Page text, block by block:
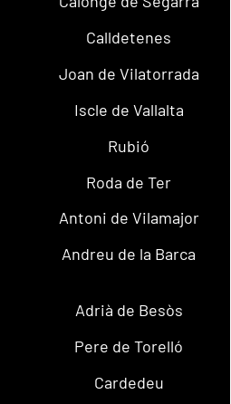
Calldetenes
Joan de Vilatorrada
Iscle de Vallalta
Rubió
Roda de Ter
Antoni de Vilamajor
Andreu de la Barca
Adrià de Besòs
Pere de Torelló
Cardedeu